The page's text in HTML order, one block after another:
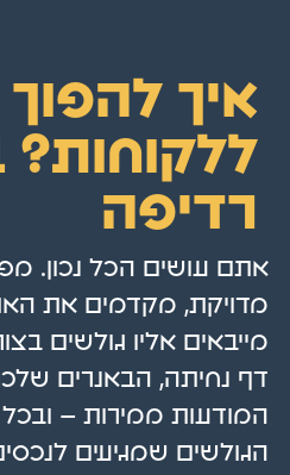
איך
ללקוחות?
רדיפה
אתם עושים הכל נכון.
מדויקת, מקדמים את
מייבאים אליו גולשים
דף נחיתה, הבאנרים
המודעות ממירות –
הגולשים שמגיעים